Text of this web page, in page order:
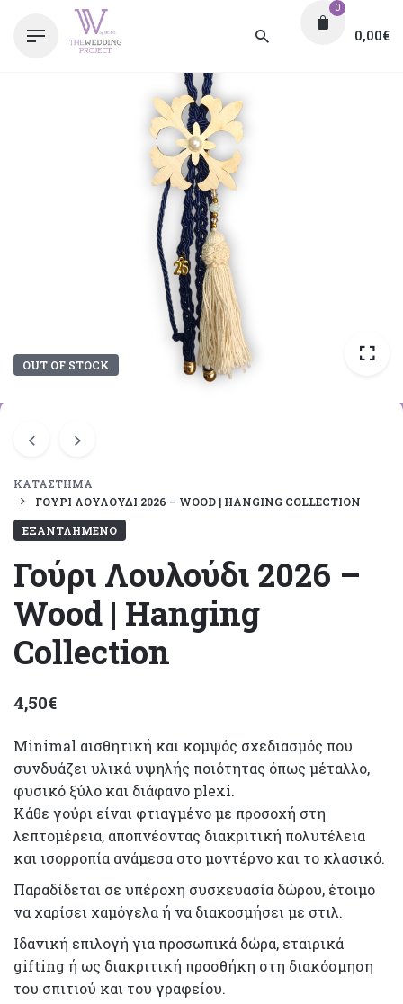
0,00€
0
OUT OF STOCK
ΚΑΤΆΣΤΗΜΑ
ΓΟΎΡΙ ΛΟΥΛΟΎΔΙ 2026 – WOOD | HANGING COLLECTION
ΕΞΑΝΤΛΗΜΈΝΟ
Γούρι Λουλούδι 2026 –
Wood | Hanging
Collection
4,50€
Minimal αισθητική και κομψός σχεδιασμός που
συνδυάζει υλικά υψηλής ποιότητας όπως μέταλλο,
φυσικό ξύλο και διάφανο plexi.
Κάθε γούρι είναι φτιαγμένο με προσοχή στη
λεπτομέρεια, αποπνέοντας διακριτική πολυτέλεια
και ισορροπία ανάμεσα στο μοντέρνο και το κλασικό.
Παραδίδεται σε υπέροχη συσκευασία δώρου, έτοιμο
να χαρίσει χαμόγελα ή να διακοσμήσει με στιλ.
Ιδανική επιλογή για προσωπικά δώρα, εταιρικά
gifting ή ως διακριτική προσθήκη στη διακόσμηση
του σπιτιού και του γραφείου.